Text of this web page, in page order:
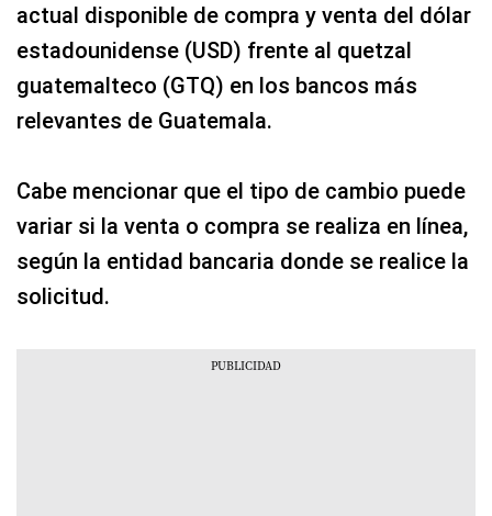
actual disponible de compra y venta del dólar
estadounidense (USD) frente al quetzal
guatemalteco (GTQ) en los bancos más
relevantes de Guatemala.
Cabe mencionar que el tipo de cambio puede
variar si la venta o compra se realiza en línea,
según la entidad bancaria donde se realice la
solicitud.